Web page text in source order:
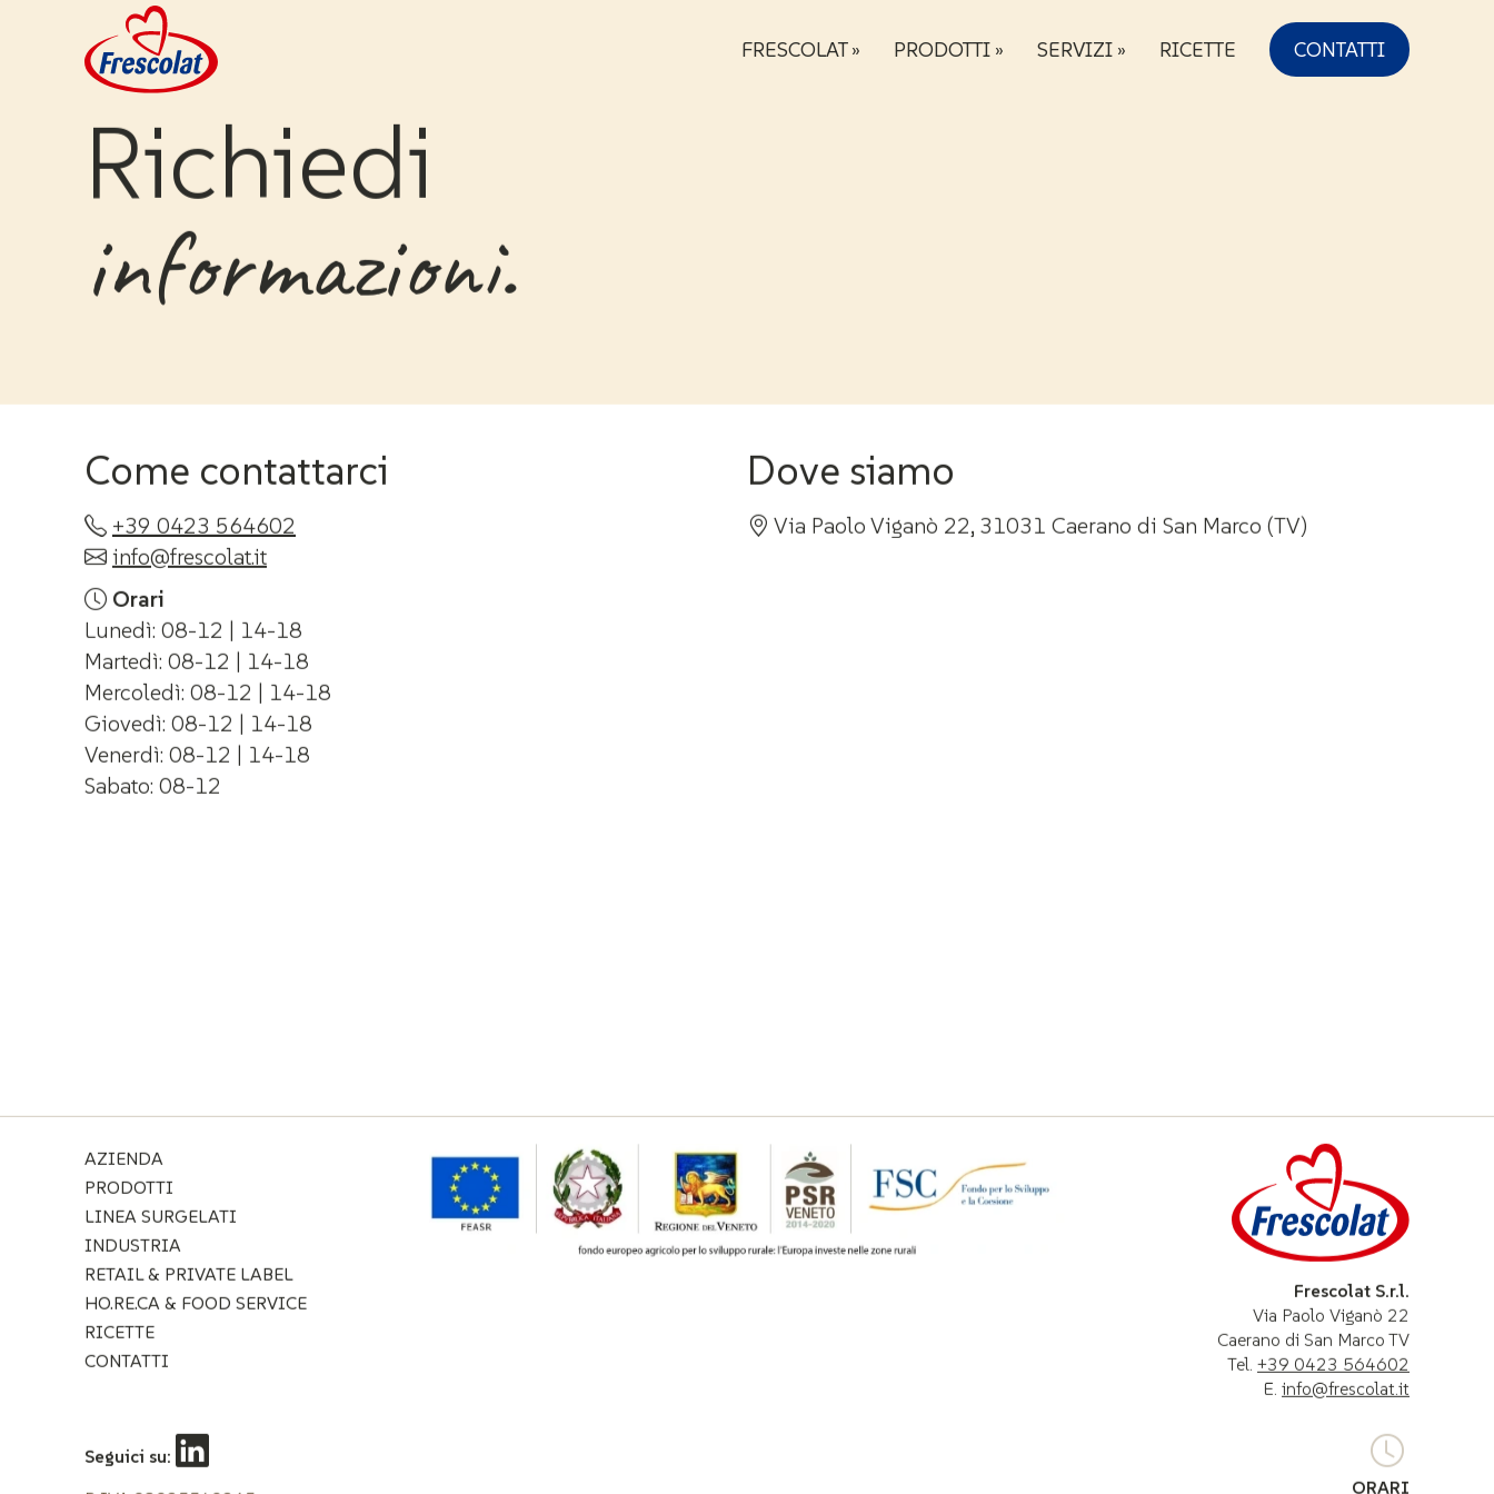
FRESCOLAT » PRODOTTI » SERVIZI » RICETTE CONTATTI
Richiedi
informazioni.
Come contattarci
+39 0423 564602
Orari
Lunedì: 08-12 | 14-18
Martedì: 08-12 | 14-18
Mercoledì: 08-12 | 14-18
Giovedì: 08-12 | 14-18
Venerdì: 08-12 | 14-18
Dove siamo
AZIENDA
PRODOTTI
LINEA SURGELATI
INDUSTRIA
RETAIL & PRIVATE LABEL
HO.RE.CA & FOOD SERVICE
RICETTE
Frescolat S.r.l.
Via Paolo Viganò 22
Caerano di San Marco TV
+39 0423 564602